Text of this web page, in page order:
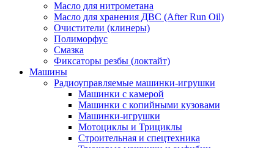
Масло для нитрометана
Масло для хранения ДВС (After Run Oil)
Очистители (клинеры)
Полиморфус
Смазка
Фиксаторы резбы (локтайт)
Машины
Радиоуправляемые машинки-игрушки
Машинки с камерой
Машинки с копийными кузовами
Машинки-игрушки
Мотоциклы и Трициклы
Строительная и спецтехника